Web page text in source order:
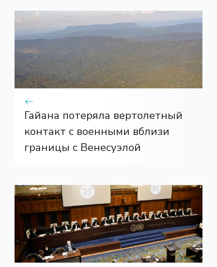
Гайана потеряла вертолетный
контакт с военными вблизи
границы с Венесуэлой